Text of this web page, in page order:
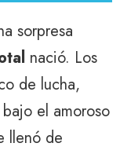
sorpresa
nació. Los
de lucha,
el amoroso
llenó de